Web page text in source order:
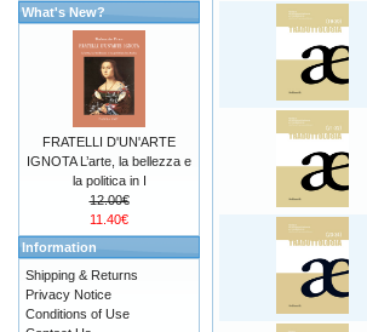
What's New?
FRATELLI D'UN'ARTE
IGNOTA L’arte, la bellezza e
la politica in I
12.00€
11.40€
Information
Shipping & Returns
Privacy Notice
Conditions of Use